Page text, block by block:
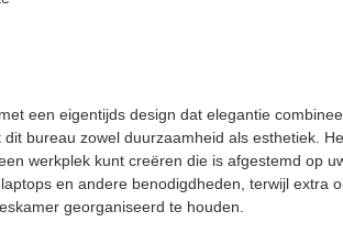
een eigentijds design dat elegantie
bureau zowel duurzaamheid als esthetiek.
werkplek kunt creëren die is afgestemd op
en andere benodigdheden, terwijl extra
georganiseerd te houden.